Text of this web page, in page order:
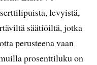
levyistä,
säätiöiltä, jotka
perusteena vaan
prosenttiluku on